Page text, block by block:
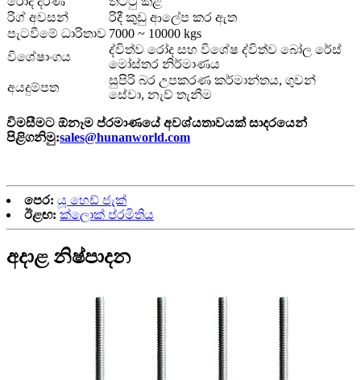
රිග් අවසන්
රිදී කුඩු ආලේප කර ඇත
පැටවීමේ ධාරිතාව 7000 ~ 10000 kgs
විශේෂාංගය
ද්විත්ව රෝද සහ විශේෂ ද්විත්ව බෝල රේස්
මෝස්තර නිර්මාණය
අයදුම්පත
සුපිරි බර උපකරණ කර්මාන්තය, ගුවන්
සේවා, නැව් තැනීම
විමසීමට ඕනෑම ප්රමාණයේ අවශ්යතාවයක් සාදරයෙන්
පිළිගනිමු:sales@hunanworld.com
පෙර: යූ හෙඩ් ජැක්
ඊළඟ: ක්ලොක් ප්රමිතිය
අදාළ නිෂ්පාදන